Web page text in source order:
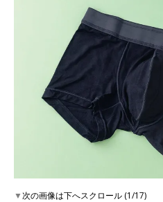
▼次の画像は下へスクロール (1/17)